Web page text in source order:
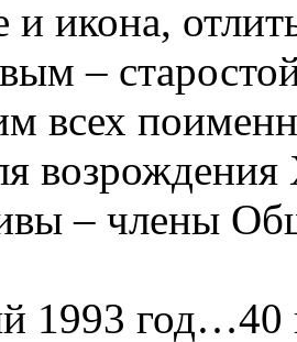
и икона,
–
всех
– члены
1993